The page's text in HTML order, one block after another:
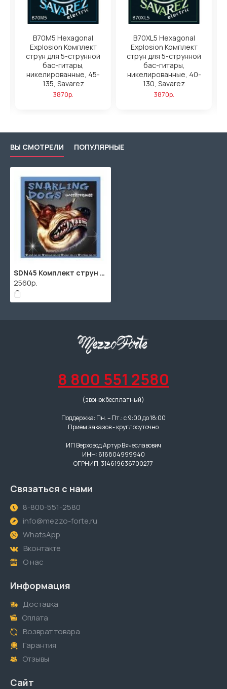
B70M5 Hexagonal
Explosion Комплект
струн для 5-струнной
бас-гитары,
никелированные, 45-
135, Savarez
3870р.
B70XL5 Hexagonal
Explosion Комплект
струн для 5-струнной
бас-гитары,
никелированные, 40-
130, Savarez
3870р.
ВЫ СМОТРЕЛИ ПОПУЛЯРНЫЕ
SDN45 Комплект струн для бас-гитары, никелированные, 45-105, Snarling Dogs
2560р.
8 800 551 2580
(звонок бесплатный)
Поддержка: Пн. – Пт.: с 9:00 до 18:00
Прием заказов - круглосуточно
ИП Верховод Артур Вячеславович
ИНН: 616804999940
ОГРНИП: 314619636700277
Связаться с нами
8-800-551-2580
info@mezzo-forte.ru
WhatsApp
Вконтакте
О нас
Информация
Доставка
Оплата
Возврат товара
Гарантия
Отзывы
Сайт